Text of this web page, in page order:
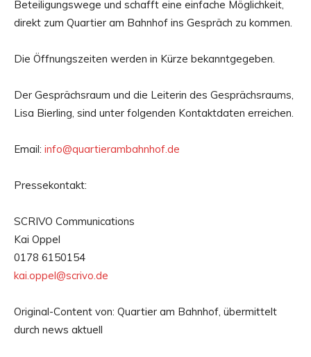
Beteiligungswege und schafft eine einfache Möglichkeit,
direkt zum Quartier am Bahnhof ins Gespräch zu kommen.
Die Öffnungszeiten werden in Kürze bekanntgegeben.
Der Gesprächsraum und die Leiterin des Gesprächsraums,
Lisa Bierling, sind unter folgenden Kontaktdaten erreichen.
Email: info@quartierambahnhof.de
Pressekontakt:
SCRIVO Communications
Kai Oppel
0178 6150154
kai.oppel@scrivo.de
Original-Content von: Quartier am Bahnhof, übermittelt
durch news aktuell